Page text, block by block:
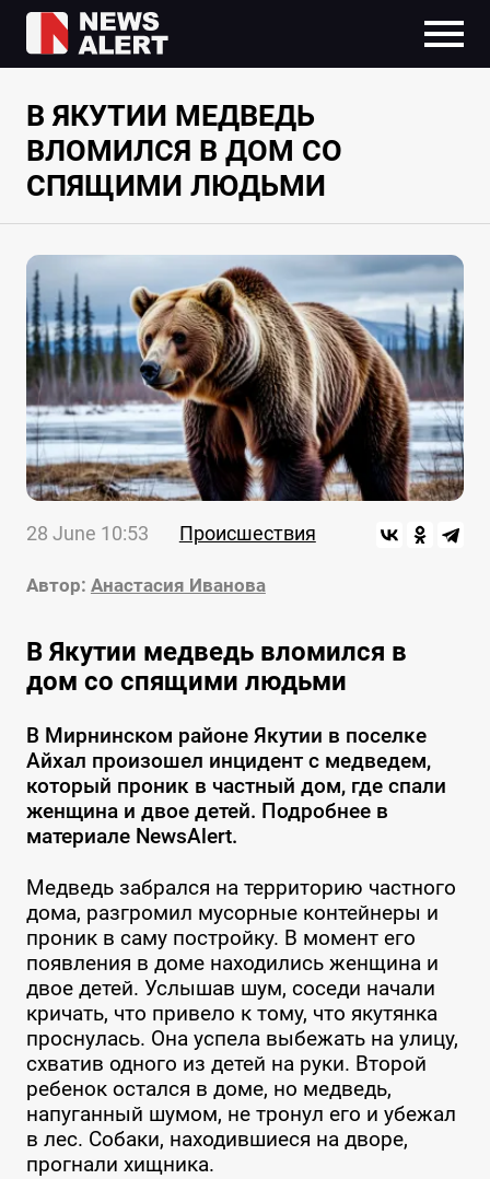
В ЯКУТИИ МЕДВЕДЬ
ВЛОМИЛСЯ В ДОМ СО
СПЯЩИМИ ЛЮДЬМИ
28 June 10:53 Происшествия
Автор: Анастасия Иванова
В Якутии медведь вломился в
дом со спящими людьми
В Мирнинском районе Якутии в поселке
Айхал произошел инцидент с медведем,
который проник в частный дом, где спали
женщина и двое детей. Подробнее в
материале NewsAlert.
Медведь забрался на территорию частного
дома, разгромил мусорные контейнеры и
проник в саму постройку. В момент его
появления в доме находились женщина и
двое детей. Услышав шум, соседи начали
кричать, что привело к тому, что якутянка
проснулась. Она успела выбежать на улицу,
схватив одного из детей на руки. Второй
ребенок остался в доме, но медведь,
напуганный шумом, не тронул его и убежал
в лес. Собаки, находившиеся на дворе,
прогнали хищника.